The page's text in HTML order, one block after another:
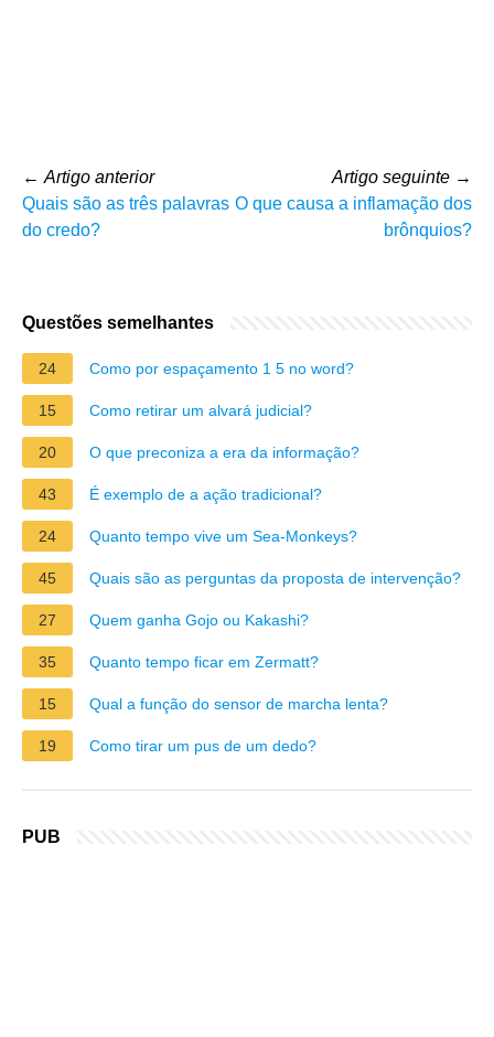
← Artigo anterior
Quais são as três palavras
do credo?
Artigo seguinte →
O que causa a inflamação dos
brônquios?
Questões semelhantes
24 Como por espaçamento 1 5 no word?
15 Como retirar um alvará judicial?
20 O que preconiza a era da informação?
43 É exemplo de a ação tradicional?
24 Quanto tempo vive um Sea-Monkeys?
45 Quais são as perguntas da proposta de intervenção?
27 Quem ganha Gojo ou Kakashi?
35 Quanto tempo ficar em Zermatt?
15 Qual a função do sensor de marcha lenta?
19 Como tirar um pus de um dedo?
PUB